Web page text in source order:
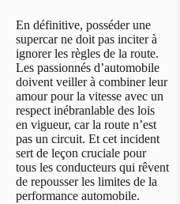
En définitive, posséder une
supercar ne doit pas inciter à
ignorer les règles de la route.
Les passionnés d’automobile
doivent veiller à combiner leur
amour pour la vitesse avec un
respect inébranlable des lois
en vigueur, car la route n’est
pas un circuit. Et cet incident
sert de leçon cruciale pour
tous les conducteurs qui rêvent
de repousser les limites de la
performance automobile.